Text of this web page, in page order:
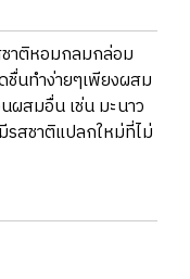
าติหอมกลมกล่อม
นทำง่ายๆเพียงผสม
ผสมอื่น เช่น มะนาว
รสชาติแปลกใหม่ที่ไม่